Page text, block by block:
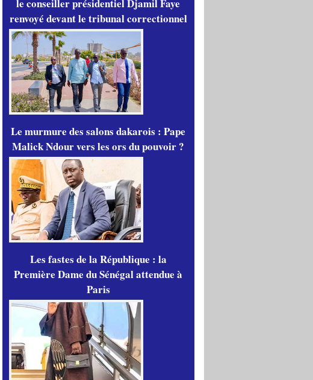
le conseiller présidentiel Djamil Faye
renvoyé devant le tribunal correctionnel
Le murmure des salons dakarois : Pape
Malick Ndour vers les ors du pouvoir ?
Les fastes de la République : la
Première Dame du Sénégal attendue à
Paris